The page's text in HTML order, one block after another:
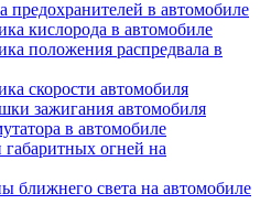
предохранителей в автомобиле
кислорода в автомобиле
положения распредвала в
скорости автомобиля
зажигания автомобиля
в автомобиле
габаритных огней на
ближнего света на автомобиле